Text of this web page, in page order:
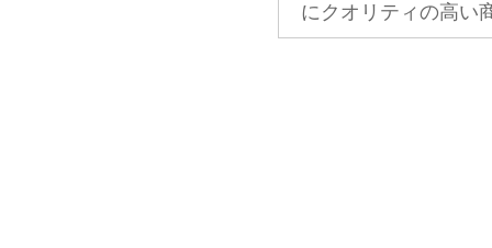
にクオリティの高い